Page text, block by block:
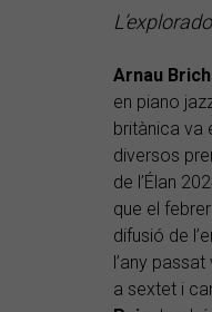
Arnau
en piano
britànica va
diversos
de l’Élan
que el
difusió de
l’any
a sextet i